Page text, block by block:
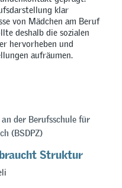
klar
von Mädchen am Beruf
deshalb die sozialen
hervorheben und
aufräumen.
der Berufsschule für
(BSDPZ)
Struktur